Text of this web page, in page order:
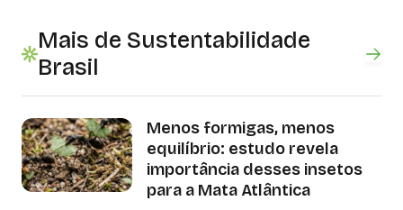
Mais de Sustentabilidade
Brasil
Menos formigas, menos
equilíbrio: estudo revela
importância desses insetos
para a Mata Atlântica